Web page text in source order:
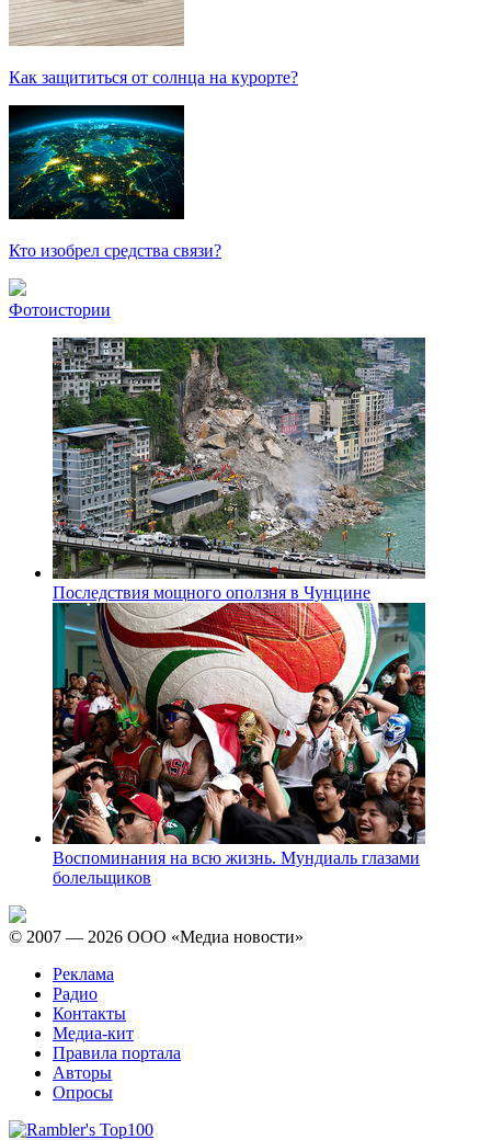
Как защититься от солнца на курорте?
Кто изобрел средства связи?
Фотоистории
Последствия мощного оползня в Чунцине
Воспоминания на всю жизнь. Мундиаль глазами
болельщиков
© 2007 — 2026 ООО «Медиа новости»
Реклама
Радио
Контакты
Медиа-кит
Правила портала
Авторы
Опросы